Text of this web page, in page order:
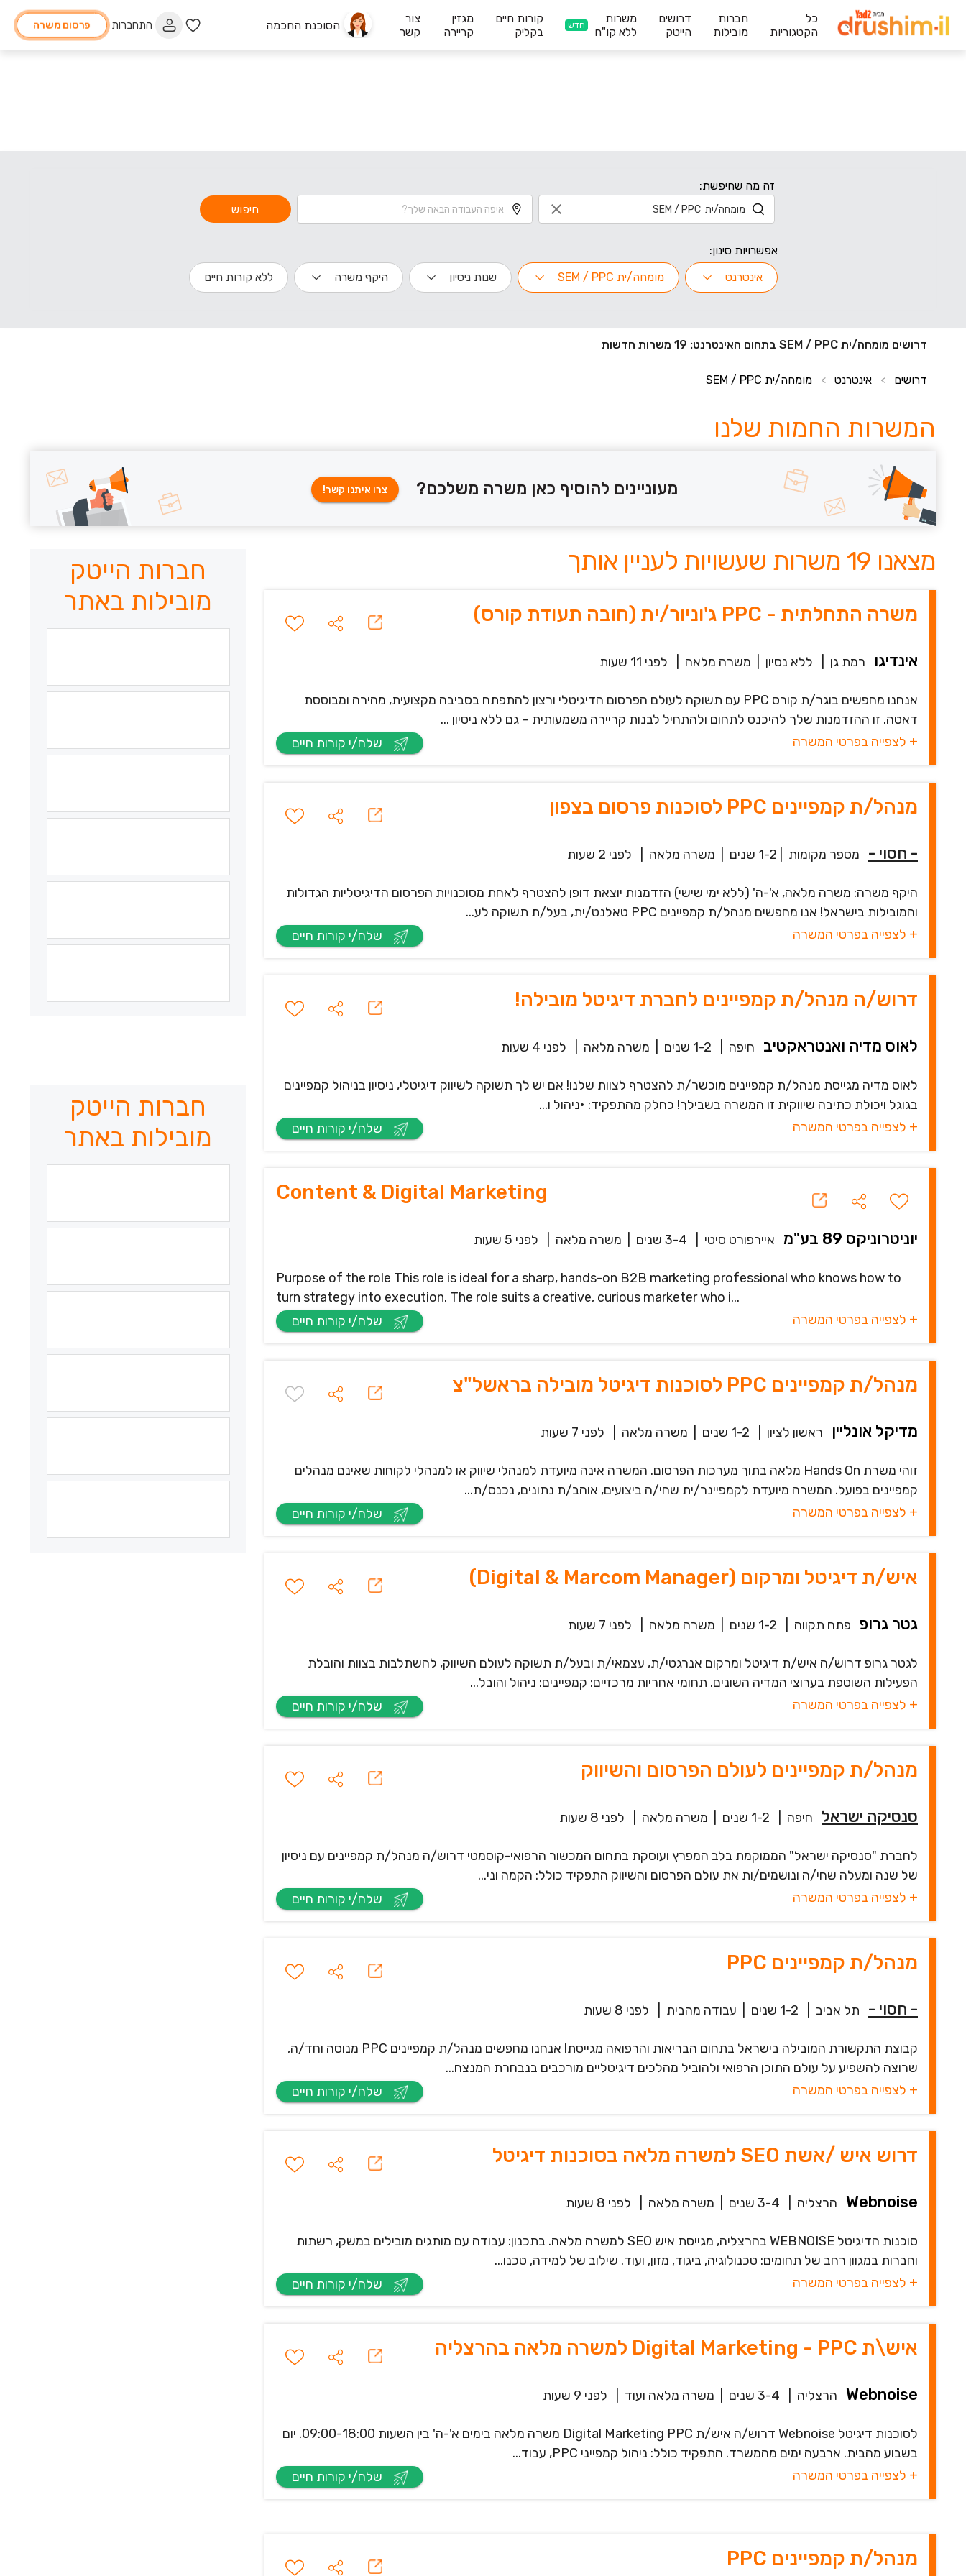
כל
הקטגוריות
חברות
מובילות
דרושים
הייטק
משרות
ללא קו"ח
חדש
קורות חיים
בקליק
מגזין
קריירה
צור
קשר
הסוכנת החכמה התחברות פרסום משרה
זה מה שחיפשת:
חיפוש
אפשרויות סינון:
אינטרנט
מומחה/ית SEM / PPC שנות ניסיון היקף משרה ללא קורות חיים
דרושים מומחה/ית SEM / PPC בתחום האינטרנט: 19 משרות חדשות
דרושים > אינטרנט > מומחה/ית SEM / PPC
המשרות החמות שלנו
מעוניינים להוסיף כאן משרה משלכם? צרו איתנו קשר!
מצאנו 19 משרות שעשויות לעניין אותך
משרה התחלתית - PPC ג'וניור/ית (חובה תעודת קורס)
אינדיגו רמת גן ללא נסיון משרה מלאה לפני 11 שעות
אנחנו מחפשים בוגר/ת קורס PPC עם תשוקה לעולם הפרסום הדיגיטלי ורצון להתפתח בסביבה מקצועית, מהירה ומבוססת
דאטה. זו ההזדמנות שלך להיכנס לתחום ולהתחיל לבנות קריירה משמעותית – גם ללא ניסיון ...
+ לצפייה בפרטי המשרה
מנהל/ת קמפיינים PPC לסוכנות פרסום בצפון
- חסוי - מספר מקומות 1-2 שנים משרה מלאה לפני 2 שעות
היקף משרה: משרה מלאה, א'-ה' (ללא ימי שישי) הזדמנות יוצאת דופן להצטרף לאחת מסוכנויות הפרסום הדיגיטליות הגדולות
והמובילות בישראל! אנו מחפשים מנהל/ת קמפיינים PPC טאלנט/ית, בעל/ת תשוקה לע...
+ לצפייה בפרטי המשרה
דרוש/ה מנהל/ת קמפיינים לחברת דיגיטל מובילה!
לאוס מדיה ואנטראקטיב חיפה 1-2 שנים משרה מלאה לפני 4 שעות
לאוס מדיה מגייסת מנהל/ת קמפיינים מוכשר/ת להצטרף לצוות שלנו! אם יש לך תשוקה לשיווק דיגיטלי, ניסיון בניהול קמפיינים
בגוגל ויכולת כתיבה שיווקית זו המשרה בשבילך! כחלק מהתפקיד: •ניהול ו...
+ לצפייה בפרטי המשרה
Content & Digital Marketing
יוניטרוניקס 89 בע"מ איירפורט סיטי 3-4 שנים משרה מלאה לפני 5 שעות
Purpose of the role This role is ideal for a sharp, hands-on B2B marketing professional who knows how to
turn strategy into execution. The role suits a creative, curious marketer who i...
+ לצפייה בפרטי המשרה
מנהל/ת קמפיינים PPC לסוכנות דיגיטל מובילה בראשל"צ
מדיקל אונליין ראשון לציון 1-2 שנים משרה מלאה לפני 7 שעות
זוהי משרת Hands On מלאה בתוך מערכות הפרסום. המשרה אינה מיועדת למנהלי שיווק או למנהלי לקוחות שאינם מנהלים
קמפיינים בפועל. המשרה מיועדת לקמפיינר/ית שחי/ה ביצועים, אוהב/ת נתונים, נכנס/ת...
+ לצפייה בפרטי המשרה
איש/ת דיגיטל ומרקום (Digital & Marcom Manager)
גטר גרופ פתח תקווה 1-2 שנים משרה מלאה לפני 7 שעות
לגטר גרופ דרוש/ה איש/ת דיגיטל ומרקום אנרגטי/ת, עצמאי/ת ובעל/ת תשוקה לעולם השיווק, להשתלבות בצוות והובלת
הפעילות השוטפת בערוצי המדיה השונים. תחומי אחריות מרכזיים: קמפיינים: ניהול והובל...
+ לצפייה בפרטי המשרה
מנהל/ת קמפיינים לעולם הפרסום והשיווק
סנסיקה ישראל חיפה 1-2 שנים משרה מלאה לפני 8 שעות
לחברת "סנסיקה ישראל" הממוקמת בלב המפרץ ועוסקת בתחום המכשור הרפואי-קוסמטי דרוש/ה מנהל/ת קמפיינים עם ניסיון
של שנה ומעלה שחי/ה ונושמים/ות את עולם הפרסום והשיווק התפקיד כולל: הקמה וני...
+ לצפייה בפרטי המשרה
מנהל/ת קמפיינים PPC
- חסוי - תל אביב 1-2 שנים עבודה מהבית לפני 8 שעות
קבוצת התקשורת המובילה בישראל בתחום הבריאות והרפואה מגייסת! אנחנו מחפשים מנהל/ת קמפיינים PPC מנוסה וחד/ה,
שרוצה להשפיע על עולם התוכן הרפואי ולהוביל מהלכים דיגיטליים מורכבים בנבחרת המנצח...
+ לצפייה בפרטי המשרה
דרוש איש /אשת SEO למשרה מלאה בסוכנות דיגיטל
Webnoise הרצליה 3-4 שנים משרה מלאה לפני 8 שעות
סוכנות הדיגיטל WEBNOISE בהרצליה, מגייסת איש SEO למשרה מלאה. בתכנון: עבודה עם מותגים מובילים במשק, רשתות
וחברות במגוון רחב של תחומים: טכנולוגיה, ביגוד, מזון, ועוד. שילוב של למידה, טכנו...
+ לצפייה בפרטי המשרה
איש\ת Digital Marketing - PPC למשרה מלאה בהרצליה
Webnoise הרצליה 3-4 שנים משרה מלאה ועוד לפני 9 שעות
לסוכנות דיגיטל Webnoise דרוש/ה איש/ת Digital Marketing PPC משרה מלאה בימים א'-ה' בין השעות 09:00-18:00. יום
בשבוע מהבית. ארבעה ימים מהמשרד. התפקיד כולל: ניהול קמפייני PPC, עבוד...
+ לצפייה בפרטי המשרה
מנהל/ת קמפיינים PPC
חברות הייטק
מובילות באתר
חברות הייטק
מובילות באתר